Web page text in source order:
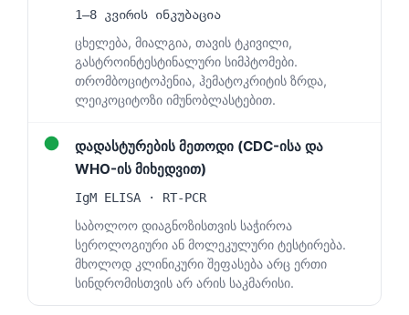
1–8 კვირის ინკუბაცია
ცხელება, მიალგია, თავის ტკივილი,
გასტროინტესტინალური სიმპტომები.
თრომბოციტოპენია, ჰემატოკრიტის ზრდა,
ლეიკოციტოზი იმუნობლასტებით.
●
დადასტურების მეთოდი (CDC-ისა და
WHO-ის მიხედვით)
IgM ELISA · RT-PCR
საბოლოო დიაგნოზისთვის საჭიროა
სეროლოგიური ან მოლეკულური ტესტირება.
მხოლოდ კლინიკური შეფასება არც ერთი
სინდრომისთვის არ არის საკმარისი.